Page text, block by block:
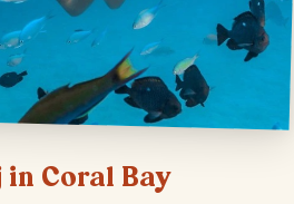
in Coral Bay